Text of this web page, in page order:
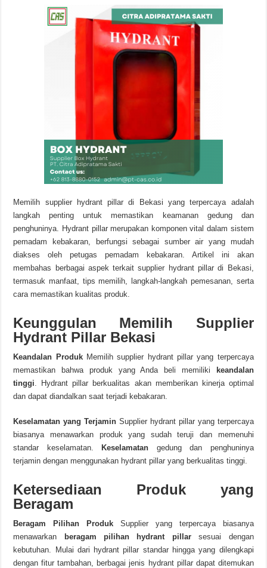
Memilih supplier hydrant pillar di Bekasi yang terpercaya adalah
langkah penting untuk memastikan keamanan gedung dan
penghuninya. Hydrant pillar merupakan komponen vital dalam sistem
pemadam kebakaran, berfungsi sebagai sumber air yang mudah
diakses oleh petugas pemadam kebakaran. Artikel ini akan
membahas berbagai aspek terkait supplier hydrant pillar di Bekasi,
termasuk manfaat, tips memilih, langkah-langkah pemesanan, serta
cara memastikan kualitas produk.
Keunggulan Memilih Supplier
Hydrant Pillar Bekasi
Keandalan ProdukMemilih supplier hydrant pillar yang terpercaya
memastikan bahwa produk yang Anda beli memiliki
keandalan
tinggi. Hydrant pillar berkualitas akan memberikan kinerja optimal
dan dapat diandalkan saat terjadi kebakaran.
Keselamatan yang Terjamin Supplier hydrant pillar yang terpercaya
biasanya menawarkan produk yang sudah teruji dan memenuhi
standar keselamatan.
Keselamatan gedung dan penghuninya
terjamin dengan menggunakan hydrant pillar yang berkualitas tinggi.
Ketersediaan Produk yang
Beragam
Beragam Pilihan Produk Supplier yang terpercaya biasanya
menawarkan
beragam pilihan hydrant pillarsesuai dengan
kebutuhan. Mulai dari hydrant pillar standar hingga yang dilengkapi
dengan fitur tambahan, berbagai jenis hydrant pillar dapat ditemukan